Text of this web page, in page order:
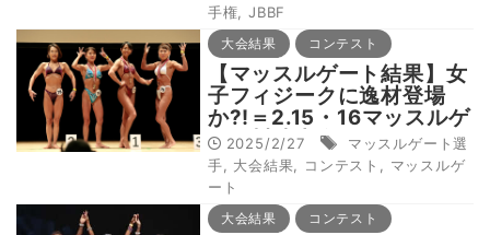
手権
JBBF
大会結果 コンテスト
【マッスルゲート結果】女
子フィジークに逸材登場
か?!＝2.15・16マッスルゲ
ート川崎大会
2025/2/27
マッスルゲート選
手
大会結果 コンテスト
マッスルゲ
ート
大会結果 コンテスト